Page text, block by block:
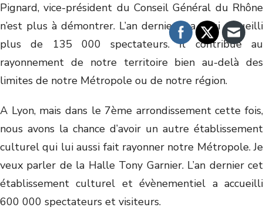
Pignard, vice-président du Conseil Général du Rhône
n’est plus à démontrer. L’an dernier il a ainsi accueilli
plus de 135 000 spectateurs. Il contribue au
rayonnement de notre territoire bien au-delà des
limites de notre Métropole ou de notre région.
A Lyon, mais dans le 7ème arrondissement cette fois,
nous avons la chance d’avoir un autre établissement
culturel qui lui aussi fait rayonner notre Métropole. Je
veux parler de la Halle Tony Garnier. L’an dernier cet
établissement culturel et évènementiel a accueilli
600 000 spectateurs et visiteurs.